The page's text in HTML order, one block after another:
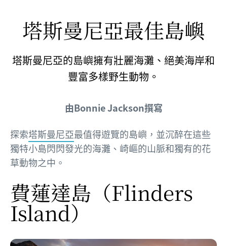
塔斯曼尼亞最佳島嶼
塔斯曼尼亞的島嶼擁有壯麗海灘、絕美海岸和
豐富多樣野生動物。
由Bonnie Jackson撰寫
探索塔斯曼尼亞最值得遊覽的島嶼，並沉醉在這些
獨特小島閃閃發光的海灘、崎嶇的山脈和獨有的花
草動物之中。
費蓮達島（Flinders
Island）